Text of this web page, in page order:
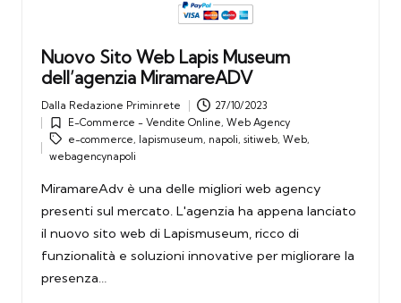
Nuovo Sito Web Lapis Museum
dell’agenzia MiramareADV
Posted
by
Dalla Redazione Priminrete
27/10/2023
Posted
in
E-Commerce - Vendite Online, Web Agency
Tags:
e-commerce, lapismuseum, napoli, sitiweb, Web,
webagencynapoli
MiramareAdv è una delle migliori web agency
presenti sul mercato. L'agenzia ha appena lanciato
il nuovo sito web di Lapismuseum, ricco di
funzionalità e soluzioni innovative per migliorare la
presenza…